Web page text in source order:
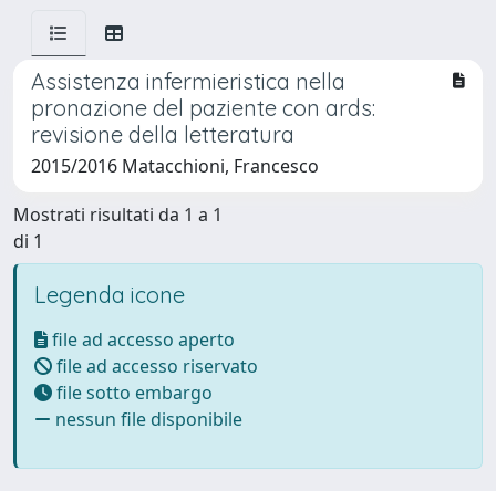
Assistenza infermieristica nella
pronazione del paziente con ards:
revisione della letteratura
2015/2016 Matacchioni, Francesco
Mostrati risultati da 1 a 1
di 1
Legenda icone
file ad accesso aperto
file ad accesso riservato
file sotto embargo
nessun file disponibile